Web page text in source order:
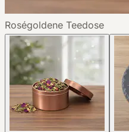
Roségoldene Teedose